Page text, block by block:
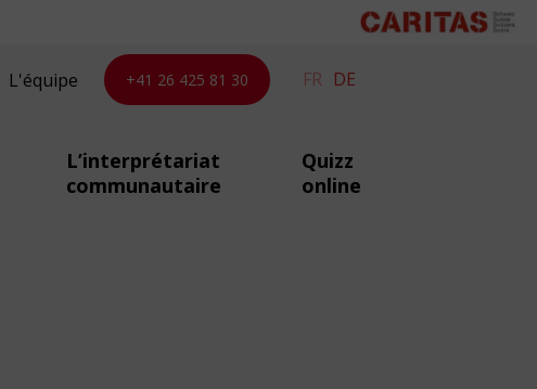
L'équipe +41 26 425 81 30 FR DE
L’interprétariat
communautaire
Quizz
online